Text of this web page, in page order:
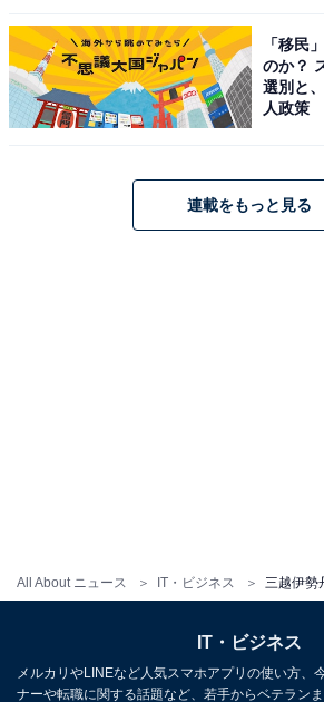
All About ニュース IT・ビジネス
爆買いの「神風」がもたらしたも
この「神風」により、業界は大転換
ダウンさせます。しかし、昨年来訪
ンドをつくるという昭和型のビジネ
の昔に陳腐化し役割を終えていたの
トレンドの最新情報がネット経由で
いモノはリアルタイムに都度手に入
「移民
のか？
選別と
人政策
連載をもっと見る
IT・ビジネス
メルカリやLINEなど人気スマホアプリの使い方、
ナーや転職に関する話題など、若手からベテラン